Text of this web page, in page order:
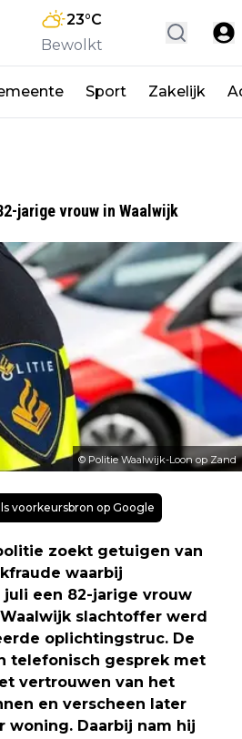
23°C
Bewolkt
Sport Zakelijk
jarige vrouw in Waalwijk
© Politie Waalwijk-Loon op Zand
voorkeursbron op Google
zoekt getuigen van
waarbij
een 82-jarige vrouw
slachtoffer werd
oplichtingstruc. De
telefonisch gesprek met
vertrouwen van het
en verscheen later
woning. Daarbij nam hij